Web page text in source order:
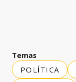
Temas
POLÍTICA